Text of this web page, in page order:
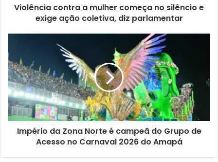
Violência contra a mulher começa no silêncio e
exige ação coletiva, diz parlamentar
Império da Zona Norte é campeã do Grupo de
Acesso no Carnaval 2026 do Amapá